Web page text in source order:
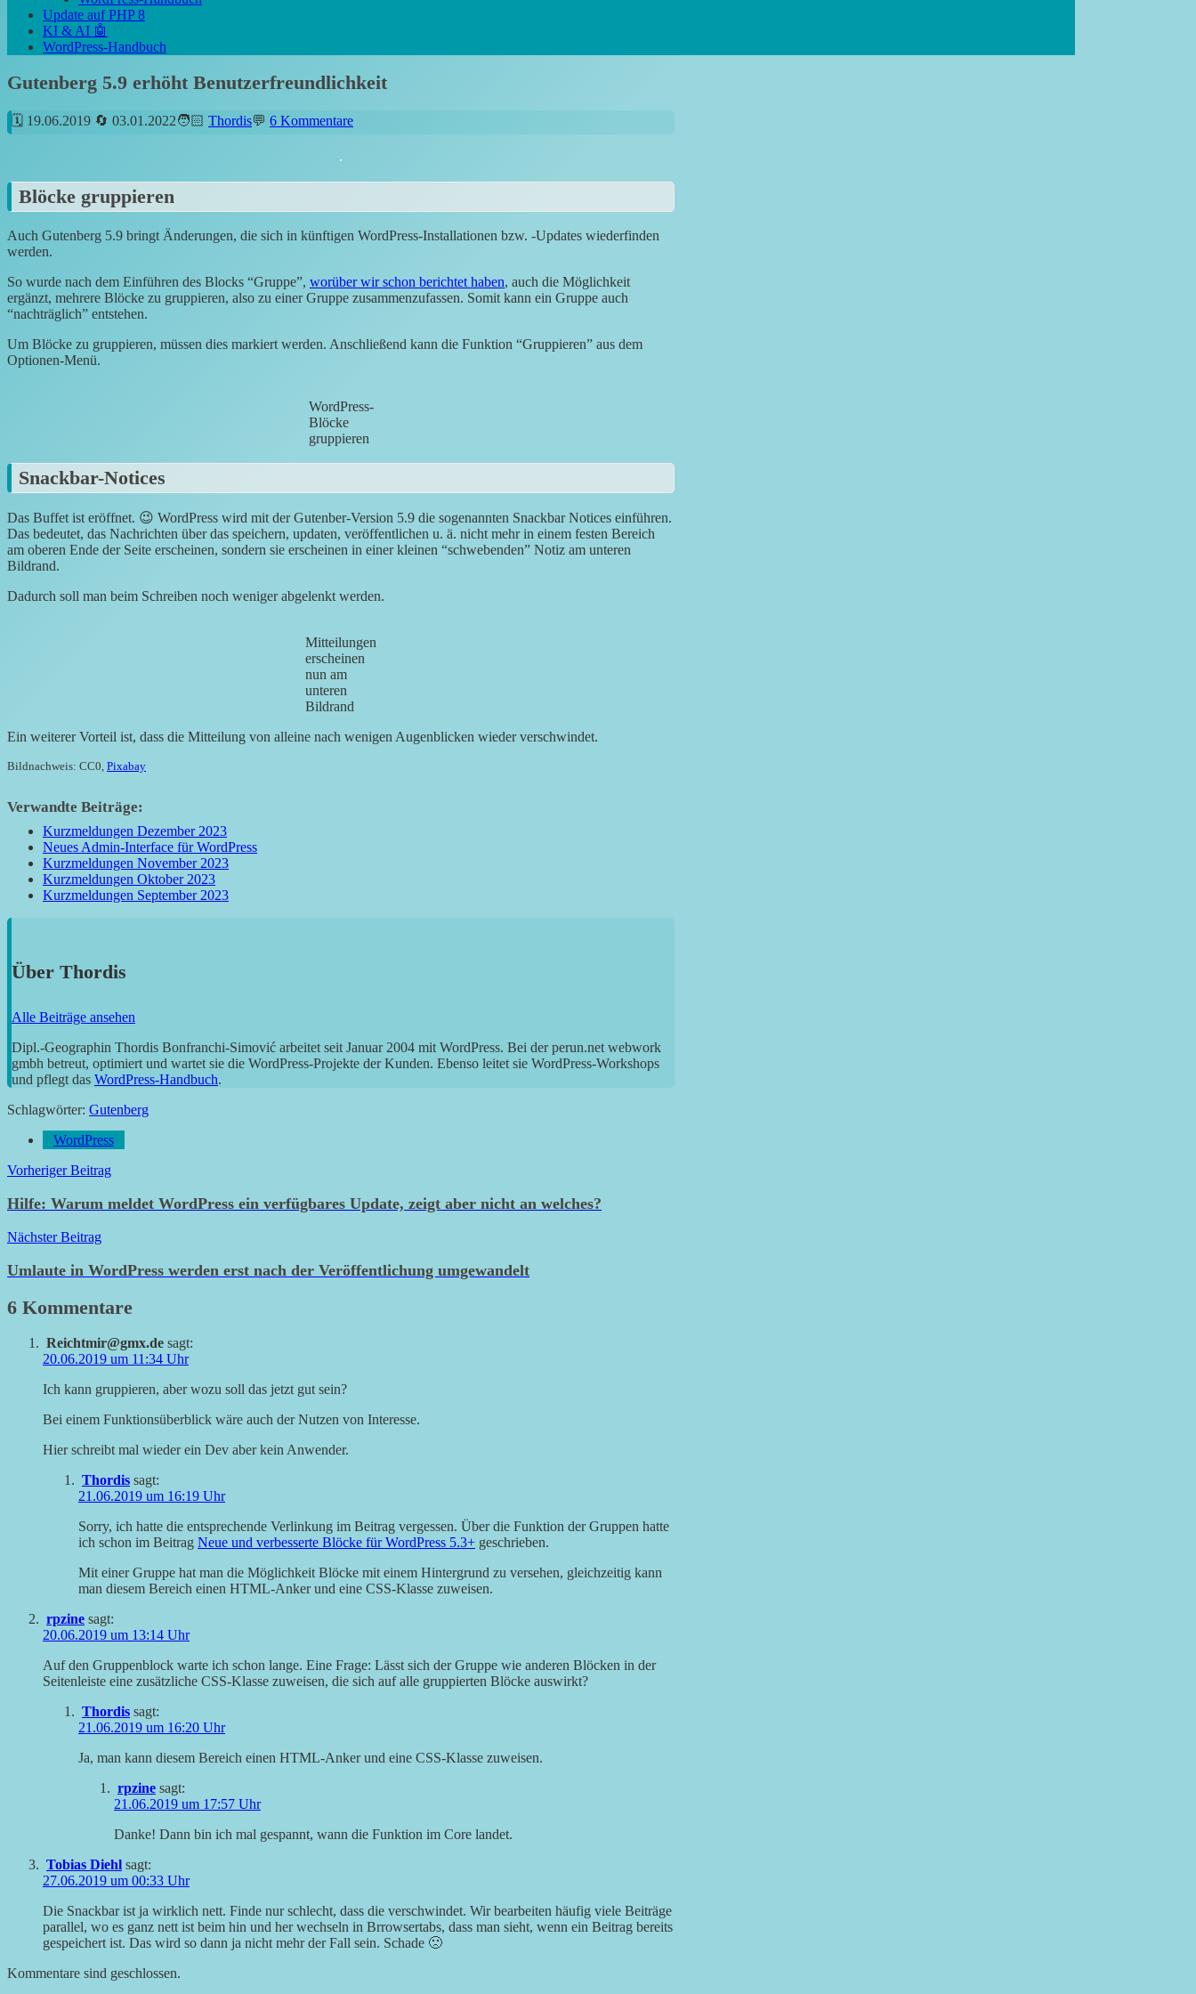
Update auf PHP 8
KI & AI 🤖
WordPress-Handbuch
Gutenberg 5.9 erhöht Benutzerfreundlichkeit
19.06.2019 03.01.2022 Thordis 6 Kommentare
Blöcke gruppieren
Auch Gutenberg 5.9 bringt Änderungen, die sich in künftigen WordPress-Installationen bzw. -Updates wiederfinden
werden.
So wurde nach dem Einführen des Blocks “Gruppe”, worüber wir schon berichtet haben, auch die Möglichkeit
ergänzt, mehrere Blöcke zu gruppieren, also zu einer Gruppe zusammenzufassen. Somit kann ein Gruppe auch
“nachträglich” entstehen.
Um Blöcke zu gruppieren, müssen dies markiert werden. Anschließend kann die Funktion “Gruppieren” aus dem
Optionen-Menü.
WordPress-
Blöcke
gruppieren
Snackbar-Notices
Das Buffet ist eröffnet. 😉 WordPress wird mit der Gutenber-Version 5.9 die sogenannten Snackbar Notices einführen.
Das bedeutet, das Nachrichten über das speichern, updaten, veröffentlichen u. ä. nicht mehr in einem festen Bereich
am oberen Ende der Seite erscheinen, sondern sie erscheinen in einer kleinen “schwebenden” Notiz am unteren
Bildrand.
Dadurch soll man beim Schreiben noch weniger abgelenkt werden.
Mitteilungen
erscheinen
nun am
unteren
Bildrand
Ein weiterer Vorteil ist, dass die Mitteilung von alleine nach wenigen Augenblicken wieder verschwindet.
Bildnachweis: CC0, Pixabay
Verwandte Beiträge:
Kurzmeldungen Dezember 2023
Neues Admin-Interface für WordPress
Kurzmeldungen November 2023
Kurzmeldungen Oktober 2023
Kurzmeldungen September 2023
Über Thordis
Alle Beiträge ansehen
Dipl.-Geographin Thordis Bonfranchi-Simović arbeitet seit Januar 2004 mit WordPress. Bei der perun.net webwork
gmbh betreut, optimiert und wartet sie die WordPress-Projekte der Kunden. Ebenso leitet sie WordPress-Workshops
und pflegt das WordPress-Handbuch.
Schlagwörter: Gutenberg
WordPress
Beitragsnavigation
Vorheriger Beitrag
Hilfe: Warum meldet WordPress ein verfügbares Update, zeigt aber nicht an welches?
Nächster Beitrag
Umlaute in WordPress werden erst nach der Veröffentlichung umgewandelt
6 Kommentare
Reichtmir@gmx.de sagt:
20.06.2019 um 11:34 Uhr
Ich kann gruppieren, aber wozu soll das jetzt gut sein?
Bei einem Funktionsüberblick wäre auch der Nutzen von Interesse.
Hier schreibt mal wieder ein Dev aber kein Anwender.
Thordis sagt:
21.06.2019 um 16:19 Uhr
Sorry, ich hatte die entsprechende Verlinkung im Beitrag vergessen. Über die Funktion der Gruppen hatte
ich schon im Beitrag Neue und verbesserte Blöcke für WordPress 5.3+ geschrieben.
Mit einer Gruppe hat man die Möglichkeit Blöcke mit einem Hintergrund zu versehen, gleichzeitig kann
man diesem Bereich einen HTML-Anker und eine CSS-Klasse zuweisen.
rpzine sagt:
20.06.2019 um 13:14 Uhr
Auf den Gruppenblock warte ich schon lange. Eine Frage: Lässt sich der Gruppe wie anderen Blöcken in der
Seitenleiste eine zusätzliche CSS-Klasse zuweisen, die sich auf alle gruppierten Blöcke auswirkt?
Thordis sagt:
21.06.2019 um 16:20 Uhr
Ja, man kann diesem Bereich einen HTML-Anker und eine CSS-Klasse zuweisen.
rpzine sagt:
21.06.2019 um 17:57 Uhr
Danke! Dann bin ich mal gespannt, wann die Funktion im Core landet.
Tobias Diehl sagt:
27.06.2019 um 00:33 Uhr
Die Snackbar ist ja wirklich nett. Finde nur schlecht, dass die verschwindet. Wir bearbeiten häufig viele Beiträge
parallel, wo es ganz nett ist beim hin und her wechseln in Brrowsertabs, dass man sieht, wenn ein Beitrag bereits
gespeichert ist. Das wird so dann ja nicht mehr der Fall sein. Schade 🙁
Kommentare sind geschlossen.